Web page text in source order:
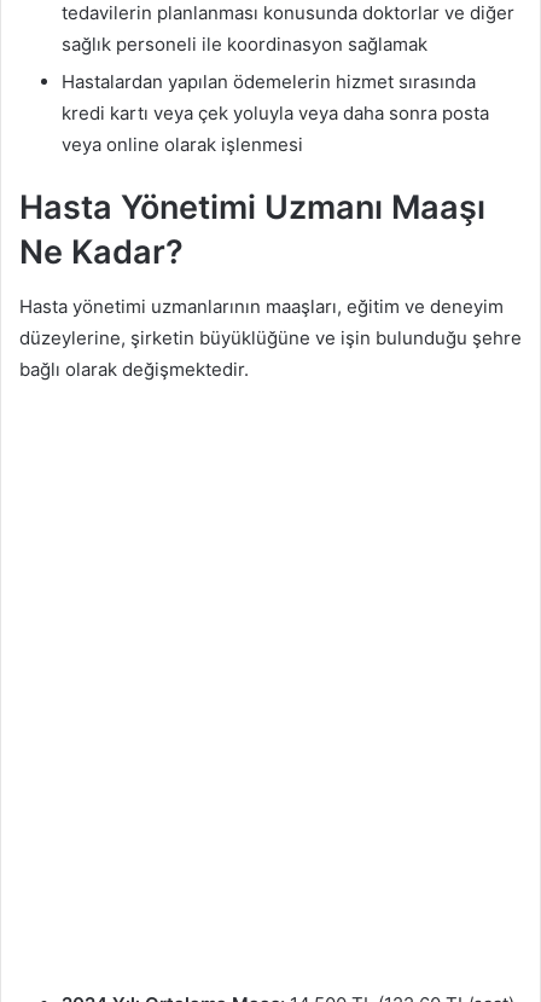
tedavilerin planlanması konusunda doktorlar ve diğer
sağlık personeli ile koordinasyon sağlamak
Hastalardan yapılan ödemelerin hizmet sırasında
kredi kartı veya çek yoluyla veya daha sonra posta
veya online olarak işlenmesi
Hasta Yönetimi Uzmanı Maaşı
Ne Kadar?
Hasta yönetimi uzmanlarının maaşları, eğitim ve deneyim
düzeylerine, şirketin büyüklüğüne ve işin bulunduğu şehre
bağlı olarak değişmektedir.